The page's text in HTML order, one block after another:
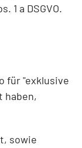
1 a DSGVO.
für "exklusive
haben,
sowie